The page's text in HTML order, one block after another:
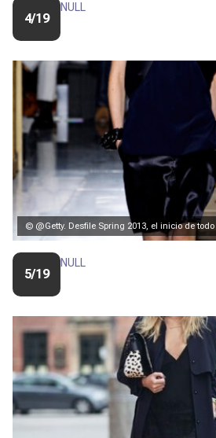
4/19
NULL
© @Getty. Desfile Spring 2013, el inicio de todo
5/19
NULL